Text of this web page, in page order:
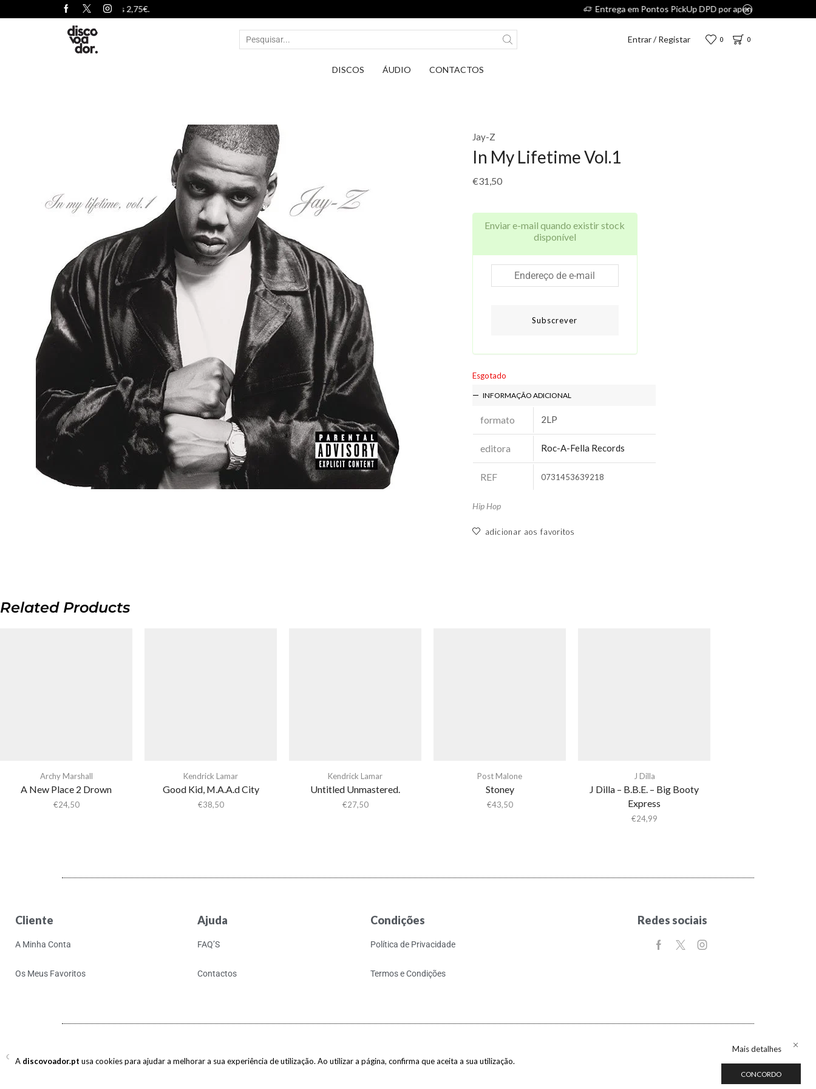
Entrar / Registar 0 0
DISCOS ÁUDIO CONTACTOS
Jay-Z
In My Lifetime Vol.1
€31,50
Enviar e-mail quando existir stock
disponível
Subscrever
Esgotado
INFORMAÇÃO ADICIONAL
formato 2LP
editora Roc-A-Fella Records
REF 0731453639218
Hip Hop
adicionar aos favoritos
Related Products
Archy Marshall
A New Place 2 Drown
€24,50
Kendrick Lamar
Good Kid, M.A.A.d City
€38,50
Kendrick Lamar
Untitled Unmastered.
€27,50
Post Malone
Stoney
€43,50
J Dilla
J Dilla – B.B.E. – Big Booty
Express
€24,99
A discovoador.pt usa cookies para ajudar a melhorar a sua experiência de utilização. Ao utilizar a página, confirma que aceita a sua utilização.
Mais detalhes
CONCORDO
Cliente
A Minha Conta
Os Meus Favoritos
Ajuda
FAQ’S
Contactos
Condições
Política de Privacidade
Termos e Condições
Redes sociais
Copyright © 2017-2026 discovoador. Todos os direitos reservados.